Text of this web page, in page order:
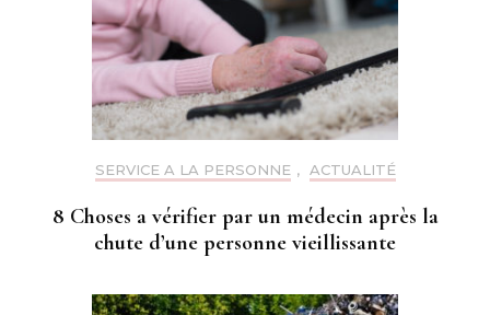
SERVICE A LA PERSONNE , ACTUALITÉ
8 Choses a vérifier par un médecin après la
chute d’une personne vieillissante